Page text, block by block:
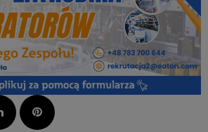
LinkedInPinterest